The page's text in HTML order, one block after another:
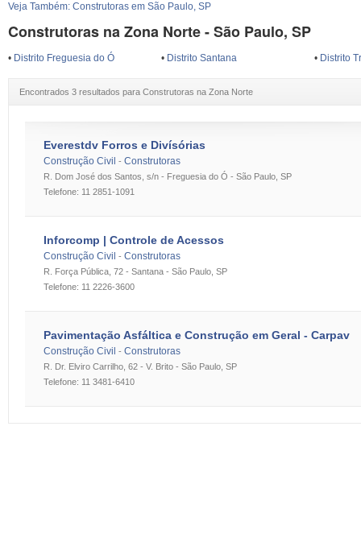
Veja Também: Construtoras em São Paulo, SP
Construtoras na Zona Norte - São Paulo, SP
• Distrito Freguesia do Ó • Distrito Santana • Distrito
Encontrados 3 resultados para Construtoras na Zona Norte
Everestdv Forros e Divísórias
Construção Civil - Construtoras
R. Dom José dos Santos, s/n - Freguesia do Ó - São Paulo, SP
Telefone: 11 2851-1091
Inforcomp | Controle de Acessos
Construção Civil - Construtoras
R. Força Pública, 72 - Santana - São Paulo, SP
Telefone: 11 2226-3600
Pavimentação Asfáltica e Construção em Geral - Carpav
Construção Civil - Construtoras
R. Dr. Elviro Carrilho, 62 - V. Brito - São Paulo, SP
Telefone: 11 3481-6410